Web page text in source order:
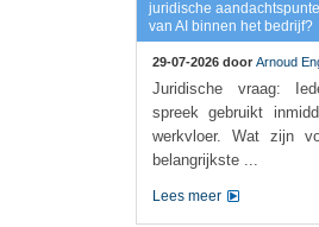
juridische
van AI binnen het bedrijf?
29-07-2026 door Arnoud
Juridische vraag:
spreek gebruikt
werkvloer. Wat zijn
belangrijkste ...
Lees meer